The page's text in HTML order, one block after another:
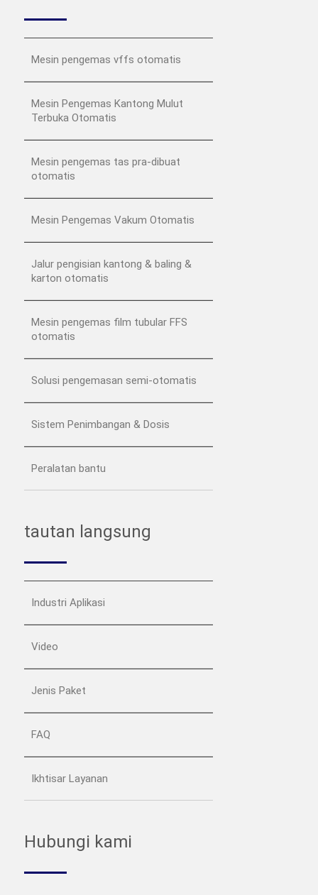
Mesin pengemas vffs otomatis
Mesin Pengemas Kantong Mulut
Terbuka Otomatis
Mesin pengemas tas pra-dibuat
otomatis
Mesin Pengemas Vakum Otomatis
Jalur pengisian kantong & baling &
karton otomatis
Mesin pengemas film tubular FFS
otomatis
Solusi pengemasan semi-otomatis
Sistem Penimbangan & Dosis
Peralatan bantu
tautan langsung
Industri Aplikasi
Video
Jenis Paket
FAQ
Ikhtisar Layanan
Hubungi kami